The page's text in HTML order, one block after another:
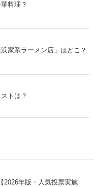
料理？
家系ラーメン店」はどこ？
トは？
2026年版・人気投票実施